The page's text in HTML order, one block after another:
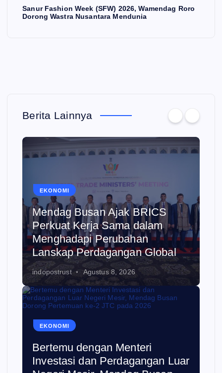
Sanur Fashion Week (SFW) 2026, Wamendag Roro
Dorong Wastra Nusantara Mendunia
Berita Lainnya
EKONOMI
Mendag Busan Ajak BRICS
Perkuat Kerja Sama dalam
Menghadapi Perubahan
Lanskap Perdagangan Global
indopostrust Agustus 8, 2026
EKONOMI
Bertemu dengan Menteri
Investasi dan Perdagangan Luar